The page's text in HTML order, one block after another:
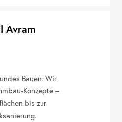
Avram
Bauen: Wir
Konzepte –
bis zur